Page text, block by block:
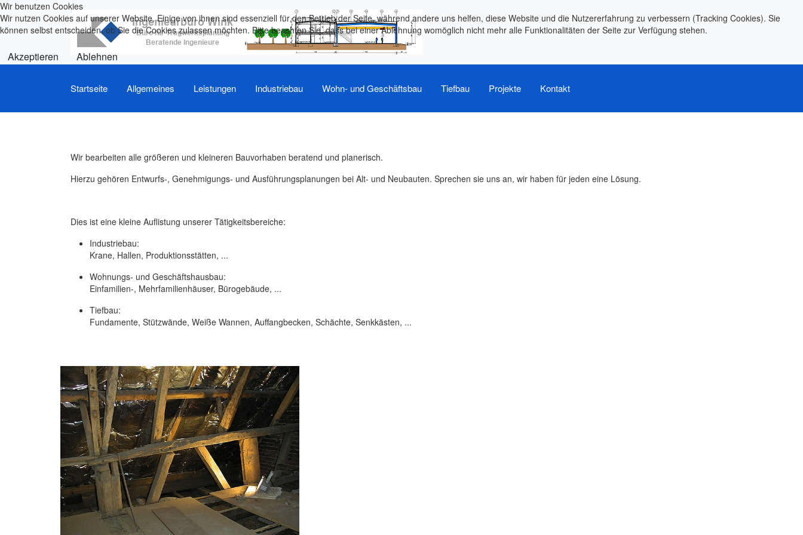
Startseite Allgemeines Leistungen Industriebau Wohn- und Geschäftsbau Tiefbau Projekte Kontakt
Wir bearbeiten alle größeren und kleineren Bauvorhaben beratend und planerisch.
Hierzu gehören Entwurfs-, Genehmigungs- und Ausführungsplanungen bei Alt- und Neubauten. Sprechen sie uns an, wir haben für jeden eine Lösung.
Dies ist eine kleine Auflistung unserer Tätigkeitsbereiche:
Industriebau:
Krane, Hallen, Produktionsstätten, ...
Wohnungs- und Geschäftshausbau:
Einfamilien-, Mehrfamilienhäuser, Bürogebäude, ...
Tiefbau:
Fundamente, Stützwände, Weiße Wannen, Auffangbecken, Schächte, Senkkästen, ...
Wir benutzen Cookies
Wir nutzen Cookies auf unserer Website. Einige von ihnen sind essenziell für den Betrieb der Seite, während andere uns helfen, diese Website und die Nutzererfahrung zu verbessern (Tracking Cookies). Sie
können selbst entscheiden, ob Sie die Cookies zulassen möchten. Bitte beachten Sie, dass bei einer Ablehnung womöglich nicht mehr alle Funktionalitäten der Seite zur Verfügung stehen.
Akzeptieren Ablehnen